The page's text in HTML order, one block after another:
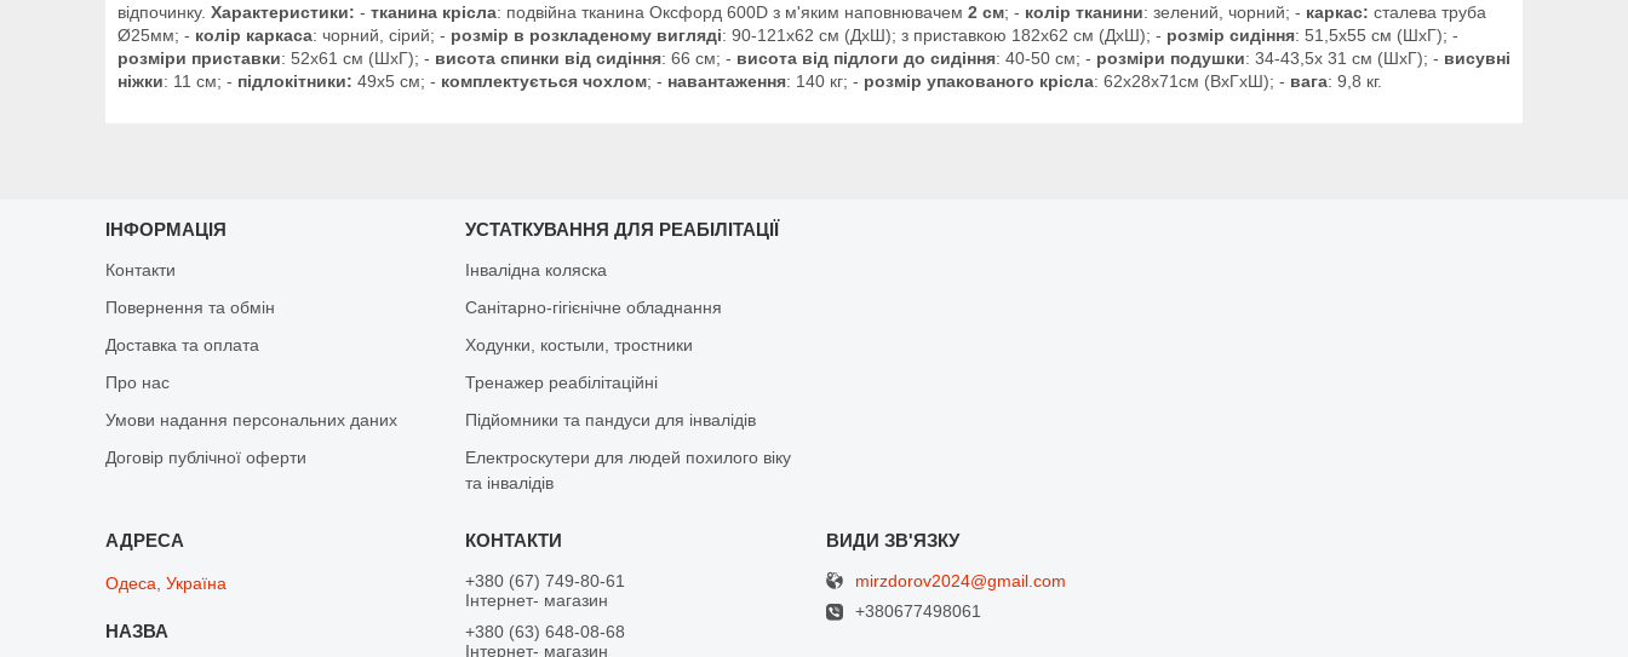
відпочинку. Характеристики: - тканина крісла: подвійна тканина Оксфорд 600D з м'яким наповнювачем 2 см; - колір тканини: зелений, чорний; - каркас: сталева труба
Ø25мм; - колір каркаса: чорний, сірий; - розмір в розкладеному вигляді: 90-121х62 см (ДхШ); з приставкою 182х62 см (ДхШ); - розмір сидіння: 51,5х55 см (ШхГ); -
розміри приставки: 52х61 см (ШхГ); - висота спинки від сидіння: 66 см; - висота від підлоги до сидіння: 40-50 см; - розміри подушки: 34-43,5х 31 см (ШхГ); - висувні
ніжки: 11 см; - підлокітники: 49х5 см; - комплектується чохлом; - навантаження: 140 кг; - розмір упакованого крісла: 62х28х71см (ВхГхШ); - вага: 9,8 кг.
ІНФОРМАЦІЯ
Контакти
Повернення та обмін
Доставка та оплата
Про нас
Умови надання персональних даних
Договір публічної оферти
УСТАТКУВАННЯ ДЛЯ РЕАБІЛІТАЦІЇ
Інвалідна коляска
Санітарно-гігієнічне обладнання
Ходунки, костыли, тростники
Тренажер реабілітаційні
Підйомники та пандуси для інвалідів
Електроскутери для людей похилого віку
та інвалідів
Одеса, Україна
+380 (67) 749-80-61
Інтернет- магазин
+380 (63) 648-08-68
Інтернет- магазин
mirzdorov2024@gmail.com
+380677498061